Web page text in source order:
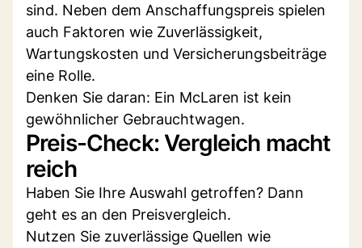
sind. Neben dem Anschaffungspreis spielen
auch Faktoren wie Zuverlässigkeit,
Wartungskosten und Versicherungsbeiträge
eine Rolle.
Denken Sie daran: Ein McLaren ist kein
gewöhnlicher Gebrauchtwagen.
Preis-Check: Vergleich macht
reich
Haben Sie Ihre Auswahl getroffen? Dann
geht es an den Preisvergleich.
Nutzen Sie zuverlässige Quellen wie